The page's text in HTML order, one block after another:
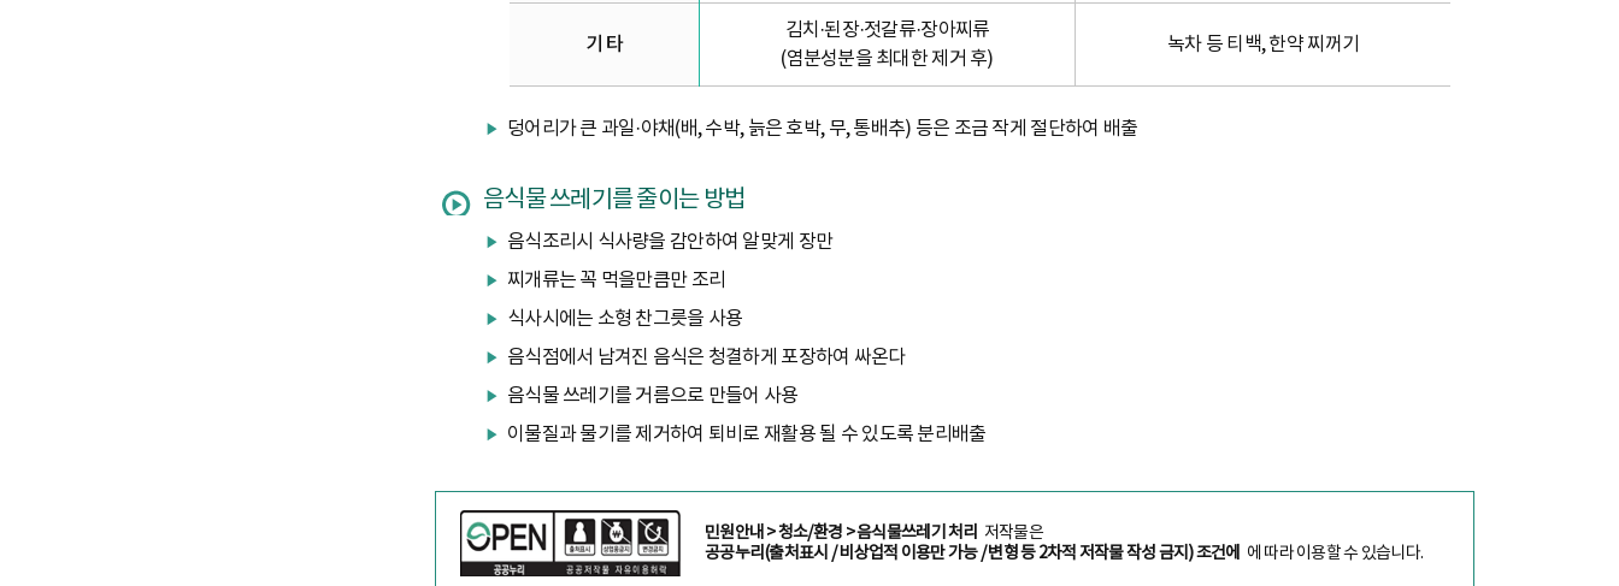
기 타
김치·된장·젓갈류·장아찌류
(염분성분을 최대한 제거 후)
녹차 등 티백, 한약 찌꺼기
덩어리가 큰 과일·야채(배, 수박, 늙은 호박, 무, 통배추) 등은 조금 작게 절단하여 배출
음식물 쓰레기를 줄이는 방법
음식조리시 식사량을 감안하여 알맞게 장만
찌개류는 꼭 먹을만큼만 조리
식사시에는 소형 찬그릇을 사용
음식점에서 남겨진 음식은 청결하게 포장하여 싸온다
음식물 쓰레기를 거름으로 만들어 사용
이물질과 물기를 제거하여 퇴비로 재활용 될 수 있도록 분리배출
민원안내 > 청소/환경 > 음식물쓰레기 처리 저작물은
공공누리(출처표시 / 비상업적 이용만 가능 / 변형 등 2차적 저작물 작성 금지) 조건에
에 따라 이용할 수 있습니다.